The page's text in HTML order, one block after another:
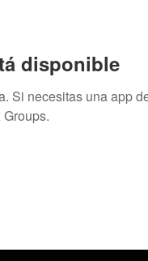
disponible
Si necesitas una app